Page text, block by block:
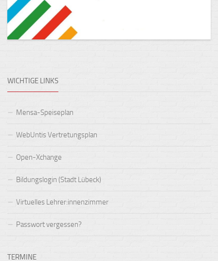
WICHTIGE LINKS
Mensa-Speiseplan
WebUntis Vertretungsplan
Open-Xchange
Bildungslogin (Stadt Lübeck)
Virtuelles Lehrer:innenzimmer
Passwort vergessen?
TERMINE